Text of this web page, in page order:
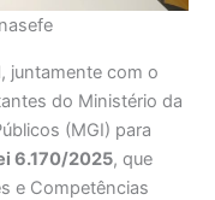
, juntamente com o
do Ministério da
(MGI) para
6.170/2025, que
e Competências